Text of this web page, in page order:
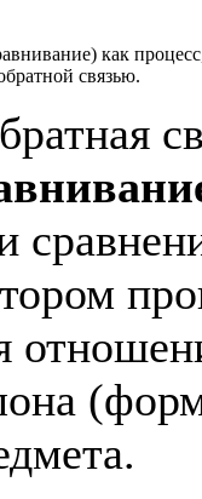
как
связью.